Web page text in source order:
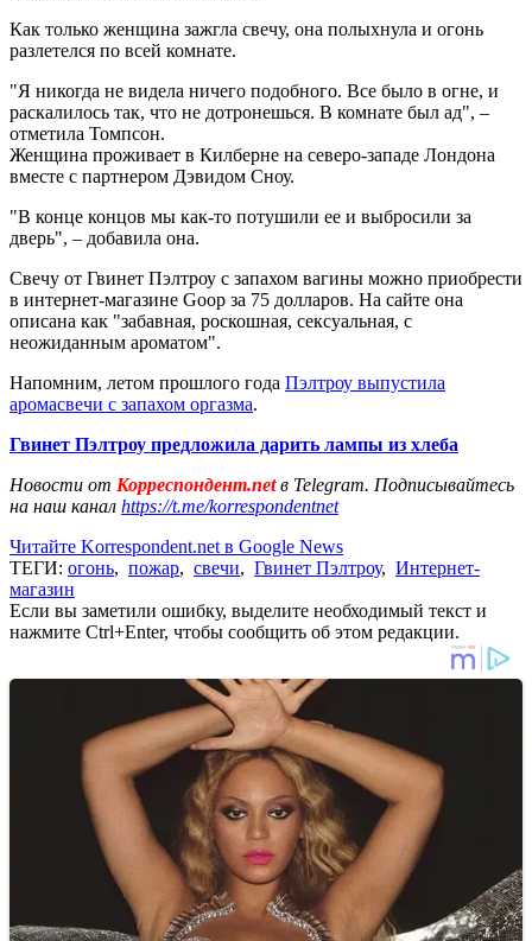
Как только женщина зажгла свечу, она полыхнула и огонь
разлетелся по всей комнате.
"Я никогда не видела ничего подобного. Все было в огне, и
раскалилось так, что не дотронешься. В комнате был ад", –
отметила Томпсон.
Женщина проживает в Килберне на северо-западе Лондона
вместе с партнером Дэвидом Сноу.
"В конце концов мы как-то потушили ее и выбросили за
дверь", – добавила она.
Свечу от Гвинет Пэлтроу с запахом вагины можно приобрести
в интернет-магазине Goop за 75 долларов. На сайте она
описана как "забавная, роскошная, сексуальная, с
неожиданным ароматом".
Напомним, летом прошлого года Пэлтроу выпустила
аромасвечи с запахом оргазма.
Гвинет Пэлтроу предложила дарить лампы из хлеба
Новости от Корреспондент.netв Telegram. Подписывайтесь
на наш канал https://t.me/korrespondentnet
Читайте Korrespondent.net в Google News
ТЕГИ: огонь, пожар, свечи, Гвинет Пэлтроу, Интернет-
магазин
Если вы заметили ошибку, выделите необходимый текст и
нажмите Ctrl+Enter, чтобы сообщить об этом редакции.